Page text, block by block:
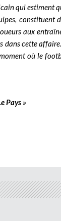
qui estiment
constituent
aux
dans cette
où le
Pays »